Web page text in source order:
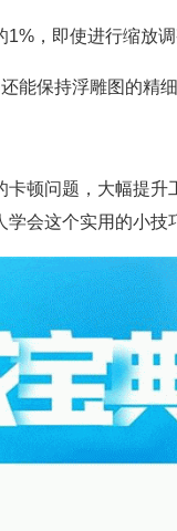
，即使进行缩放调
能保持浮雕图的精
顿问题，大幅提
会这个实用的小技